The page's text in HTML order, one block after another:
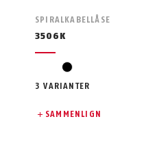
SPIRALKABELLÅSE
3506K
sort
3 VARIANTER
SAMMENLIGN